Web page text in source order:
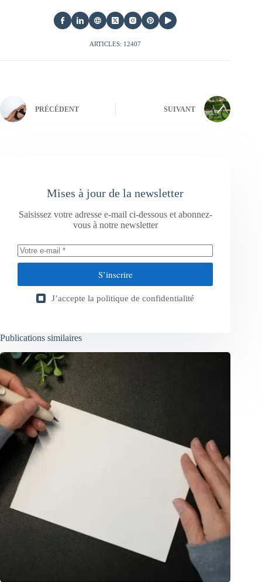
ARTICLES: 12407
PRÉCÉDENT SUIVANT
Mises à jour de la newsletter
Saisissez votre adresse e-mail ci-dessous et abonnez-
vous à notre newsletter
S’inscrire
J’accepte la politique de confidentialité
Publications similaires